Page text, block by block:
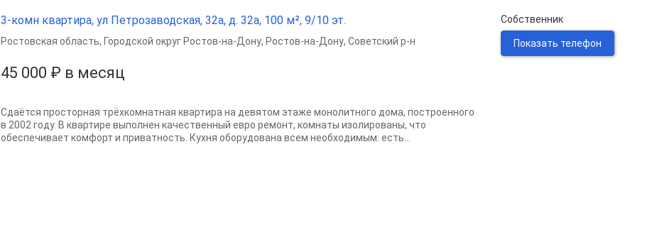
3-комн квартира, ул Петрозаводская, 32а, д. 32а, 100 м², 9/10 эт.
45 000 ₽ в месяц
Ростовская область, Городской округ Ростов-на-Дону, Ростов-на-Дону, Советский р-н
Сдаётся просторная трёхкомнатная квартира на девятом этаже монолитного дома, построенного
в 2002 году. В квартире выполнен качественный евро ремонт, комнаты изолированы, что
обеспечивает комфорт и приватность. Кухня оборудована всем необходимым: есть...
Собственник
Показать телефон